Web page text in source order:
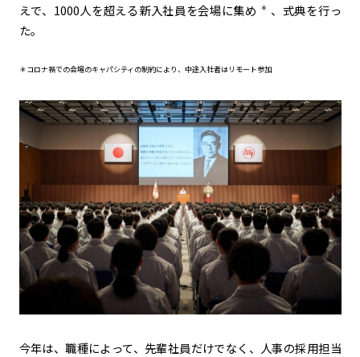
水素 Woven City
モノづくり 日本自動車工業会（自工会）
えで、 1000人を超える新入社員を会場に集め ＊ 、式典を行っ
た。
＊コロナ禍での会場のキャパシティの制約により、中途入社者はリモート参加
今年は、職種によって、先輩社員だけでなく、人事の採用担当